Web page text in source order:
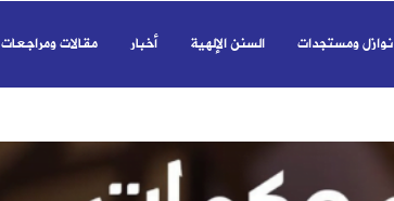
نوازل ومستجدات السنن الإلهية أخبار مقالات ومراجعات